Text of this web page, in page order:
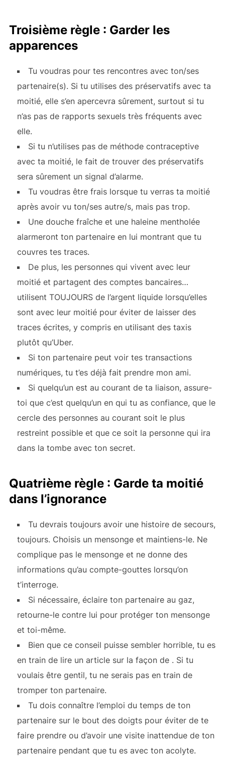
Troisième règle : Garder les
apparences
Tu voudras pour tes rencontres avec ton/ses
partenaire(s). Si tu utilises des préservatifs avec ta
moitié, elle s’en apercevra sûrement, surtout si tu
n’as pas de rapports sexuels très fréquents avec
elle.
Si tu n’utilises pas de méthode contraceptive
avec ta moitié, le fait de trouver des préservatifs
sera sûrement un signal d’alarme.
Tu voudras être frais lorsque tu verras ta moitié
après avoir vu ton/ses autre/s, mais pas trop.
Une douche fraîche et une haleine mentholée
alarmeront ton partenaire en lui montrant que tu
couvres tes traces.
De plus, les personnes qui vivent avec leur
moitié et partagent des comptes bancaires…
utilisent TOUJOURS de l’argent liquide lorsqu’elles
sont avec leur moitié pour éviter de laisser des
traces écrites, y compris en utilisant des taxis
plutôt qu’Uber.
Si ton partenaire peut voir tes transactions
numériques, tu t’es déjà fait prendre mon ami.
Si quelqu’un est au courant de ta liaison, assure-
toi que c’est quelqu’un en qui tu as confiance, que le
cercle des personnes au courant soit le plus
restreint possible et que ce soit la personne qui ira
dans la tombe avec ton secret.
Quatrième règle : Garde ta moitié
dans l’ignorance
Tu devrais toujours avoir une histoire de secours,
toujours. Choisis un mensonge et maintiens-le. Ne
complique pas le mensonge et ne donne des
informations qu’au compte-gouttes lorsqu’on
t’interroge.
Si nécessaire, éclaire ton partenaire au gaz,
retourne-le contre lui pour protéger ton mensonge
et toi-même.
Bien que ce conseil puisse sembler horrible, tu es
en train de lire un article sur la façon de . Si tu
voulais être gentil, tu ne serais pas en train de
tromper ton partenaire.
Tu dois connaître l’emploi du temps de ton
partenaire sur le bout des doigts pour éviter de te
faire prendre ou d’avoir une visite inattendue de ton
partenaire pendant que tu es avec ton acolyte.